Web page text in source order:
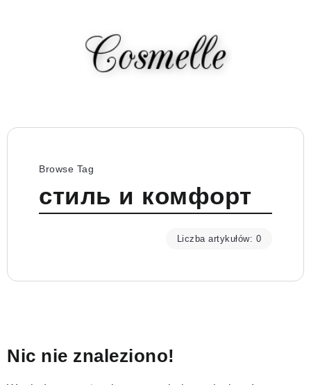
Browse Tag
стиль и комфорт
Liczba artykułów: 0
Nic nie znaleziono!